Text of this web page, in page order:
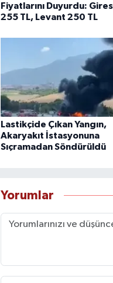
Fiyatlarını Duyurdu:
255 TL, Levant 250 TL
Lastikçide Çıkan Yangın,
Akaryakıt İstasyonuna
Sıçramadan Söndürüldü
Yorumlar